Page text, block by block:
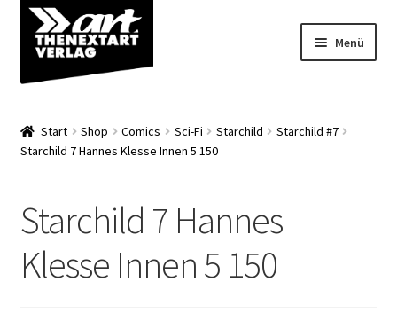
Zur
Navigation
springen
Zum
Inhalt
springen
Menü
Shop
Start Shop Comics Sci-Fi Starchild
Starchild #7
Starchild 7 Hannes Klesse Innen 5 150
Starchild 7 Hannes
Klesse Innen 5 150